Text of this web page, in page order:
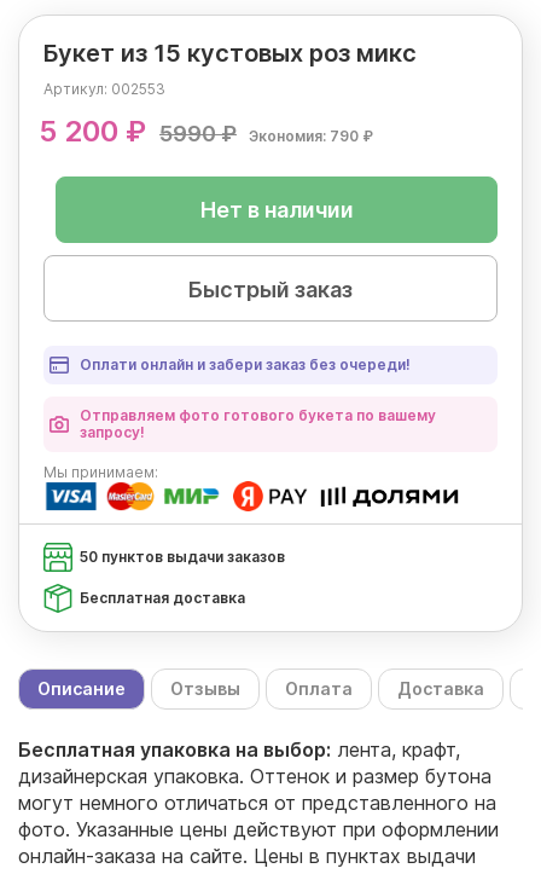
Букет из 15 кустовых роз микс
Артикул: 002553
5 200 ₽ 5990 ₽ Экономия: 790 ₽
Нет в наличии
Быстрый заказ
Оплати онлайн и забери заказ без очереди!
Отправляем фото готового букета по вашему
запросу!
Мы принимаем:
50 пунктов выдачи заказов
Бесплатная доставка
Описание Отзывы Оплата Доставка
Бесплатная упаковка на выбор: лента, крафт,
дизайнерская упаковка. Оттенок и размер бутона
могут немного отличаться от представленного на
фото. Указанные цены действуют при оформлении
онлайн-заказа на сайте. Цены в пунктах выдачи